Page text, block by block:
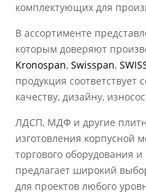
комплектующих для
В ассортименте
которым доверяют
Kronospan,Swisspan,
продукция
качеству, дизайну,
ЛДСП, МДФ и другие
изготовления корпусной
торгового оборудования
предлагает широкий
для проектов любого